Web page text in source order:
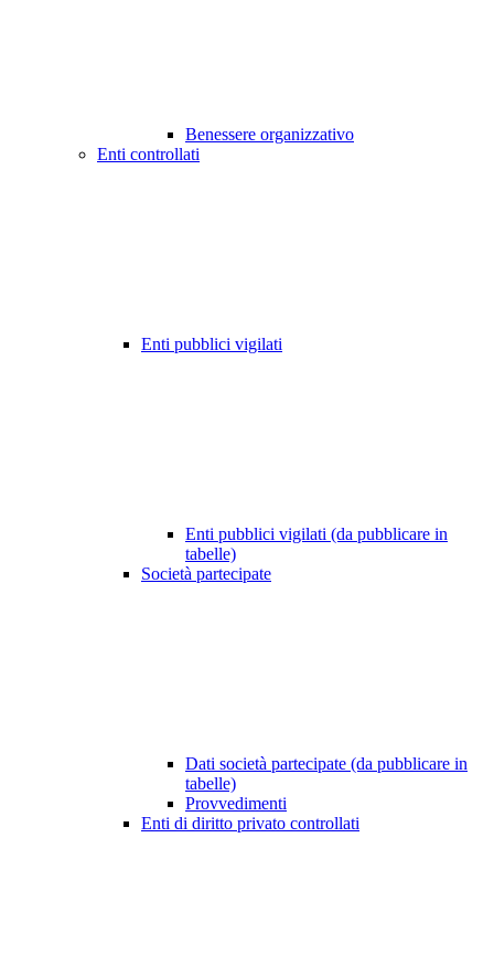
Benessere organizzativo
Enti controllati
Enti pubblici vigilati
Enti pubblici vigilati (da pubblicare in
tabelle)
Società partecipate
Dati società partecipate (da pubblicare in
tabelle)
Provvedimenti
Enti di diritto privato controllati